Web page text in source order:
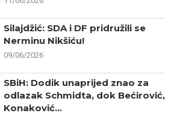
Silajdžić: SDA i DF pridružili se
Nerminu Nikšiću!
09/06/2026
SBiH: Dodik unaprijed znao za
odlazak Schmidta, dok Bećirović,
Konaković...